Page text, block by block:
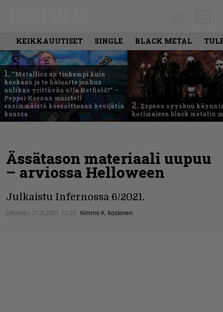
KEIKKAUUTISET SINGLE BLACK METAL
1. ”Metallica on tiukempi kuin
koskaan ja te haluatte jonkun
nulikan yrittävän olla Hetfield?” –
Pepper Keenan muisteli
ensimmäistä koesoittoaan hevijätin
kanssa
2. Espoon syyskuu
kotimaisen black metalin
Ässätason materiaali uupuu
– arviossa Helloween
Julkaistu Infernossa 6/2021.
Julkaistu: 31.8.2021 12:20 Kimmo K. Koskinen